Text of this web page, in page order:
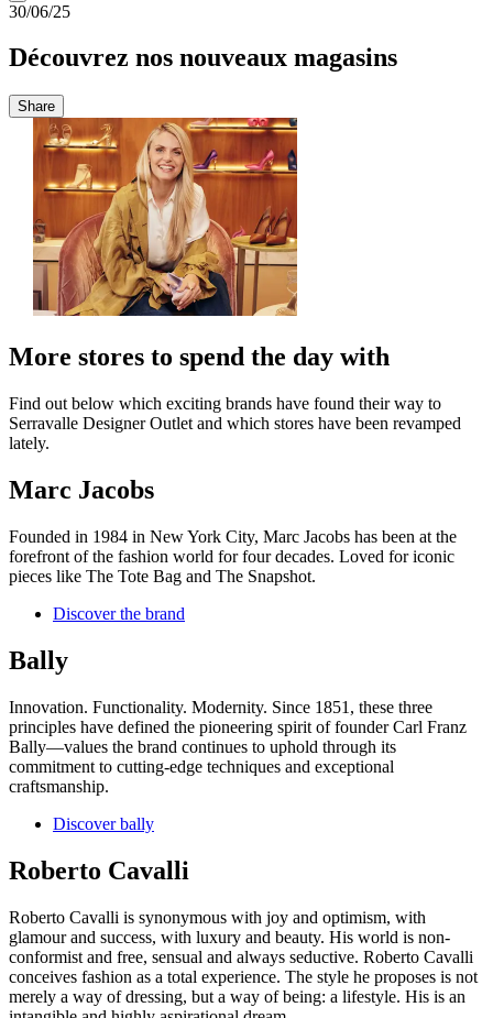
30/06/25
Découvrez nos nouveaux magasins
Share
More stores to spend the day with
Find out below which exciting brands have found their way to
Serravalle Designer Outlet and which stores have been revamped
lately.
Marc Jacobs
Founded in 1984 in New York City, Marc Jacobs has been at the
forefront of the fashion world for four decades. Loved for iconic
pieces like The Tote Bag and The Snapshot.
Discover the brand
Bally
Innovation. Functionality. Modernity. Since 1851, these three
principles have defined the pioneering spirit of founder Carl Franz
Bally—values the brand continues to uphold through its
commitment to cutting-edge techniques and exceptional
craftsmanship.
Discover bally
Roberto Cavalli
Roberto Cavalli is synonymous with joy and optimism, with
glamour and success, with luxury and beauty. His world is non-
conformist and free, sensual and always seductive. Roberto Cavalli
conceives fashion as a total experience. The style he proposes is not
merely a way of dressing, but a way of being: a lifestyle. His is an